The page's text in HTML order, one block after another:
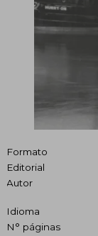
Formato
Editorial
Autor
Idioma
N° páginas